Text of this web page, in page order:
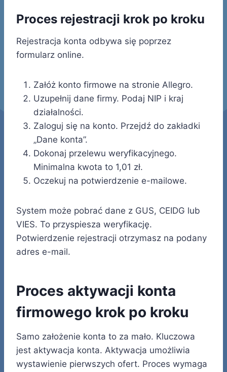
Proces rejestracji krok po kroku
Rejestracja konta odbywa się poprzez
formularz online.
Załóż konto firmowe na stronie Allegro.
Uzupełnij dane firmy. Podaj NIP i kraj
działalności.
Zaloguj się na konto. Przejdź do zakładki
„Dane konta”.
Dokonaj przelewu weryfikacyjnego.
Minimalna kwota to 1,01 zł.
Oczekuj na potwierdzenie e-mailowe.
System może pobrać dane z GUS, CEIDG lub
VIES. To przyspiesza weryfikację.
Potwierdzenie rejestracji otrzymasz na podany
adres e-mail.
Proces aktywacji konta
firmowego krok po kroku
Samo założenie konta to za mało. Kluczowa
jest aktywacja konta. Aktywacja umożliwia
wystawienie pierwszych ofert. Proces wymaga